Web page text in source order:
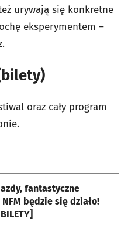
urywają się konkretne
eksperymentem –
oraz cały program
fantastyczne
będzie się działo!